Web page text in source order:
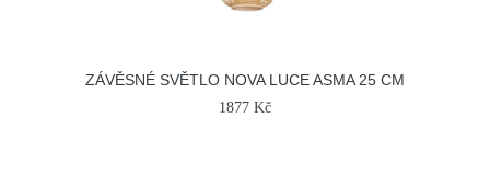
ZÁVĚSNÉ SVĚTLO NOVA LUCE ASMA 25 CM
1877 Kč